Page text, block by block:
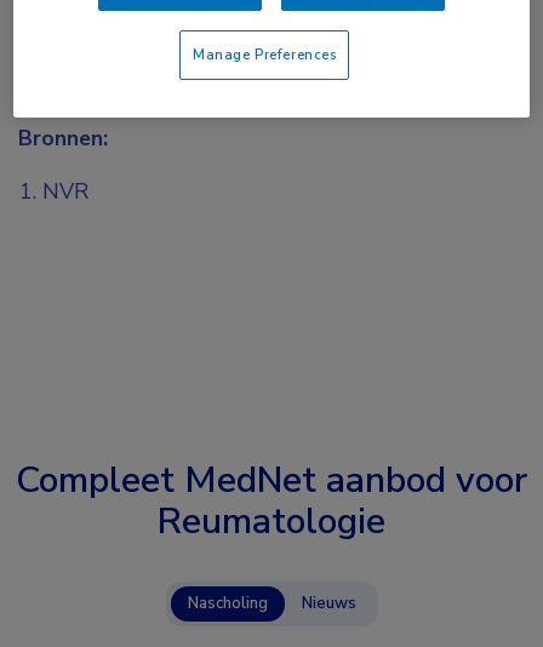
Bronnen:
NVR
Compleet MedNet aanbod voor
Reumatologie
Nascholing Nieuws
Manage Preferences